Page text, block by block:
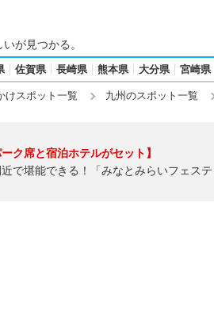
が見つかる。
佐賀県 長崎県 熊本県 大分県 宮崎県
けスポット一覧 九州のスポット一覧
ーク席と宿泊ホテルがセット】
で堪能できる！「みなとみらいフェス